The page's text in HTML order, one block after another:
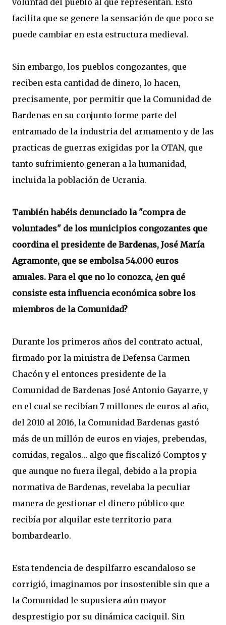
voluntad del pueblo al que representan. Esto
facilita que se genere la sensación de que poco se
puede cambiar en esta estructura medieval.
Sin embargo, los pueblos congozantes, que
reciben esta cantidad de dinero, lo hacen,
precisamente, por permitir que la Comunidad de
Bardenas en su conjunto forme parte del
entramado de la industria del armamento y de las
practicas de guerras exigidas por la OTAN, que
tanto sufrimiento generan a la humanidad,
incluida la población de Ucrania.
También habéis denunciado la "compra de
voluntades" de los municipios congozantes que
coordina el presidente de Bardenas, José María
Agramonte, que se embolsa 54.000 euros
anuales. Para el que no lo conozca, ¿en qué
consiste esta influencia económica sobre los
miembros de la Comunidad?
Durante los primeros años del contrato actual,
firmado por la ministra de Defensa Carmen
Chacón y el entonces presidente de la
Comunidad de Bardenas José Antonio Gayarre, y
en el cual se recibían 7 millones de euros al año,
del 2010 al 2016, la Comunidad Bardenas gastó
más de un millón de euros en viajes, prebendas,
comidas, regalos… algo que fiscalizó Comptos y
que aunque no fuera ilegal, debido a la propia
normativa de Bardenas, revelaba la peculiar
manera de gestionar el dinero público que
recibía por alquilar este territorio para
bombardearlo.
Esta tendencia de despilfarro escandaloso se
corrigió, imaginamos por insostenible sin que a
la Comunidad le supusiera aún mayor
desprestigio por su dinámica caciquil. Sin